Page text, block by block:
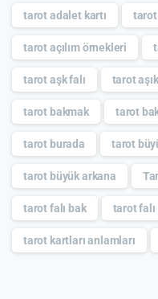
tarot adalet kartı tarot
tarot açılım örnekleri
tarot aşk falı tarot
tarot bakmak tarot
tarot burada tarot
tarot büyük arkana
tarot falı bak tarot
tarot kartları anlamları